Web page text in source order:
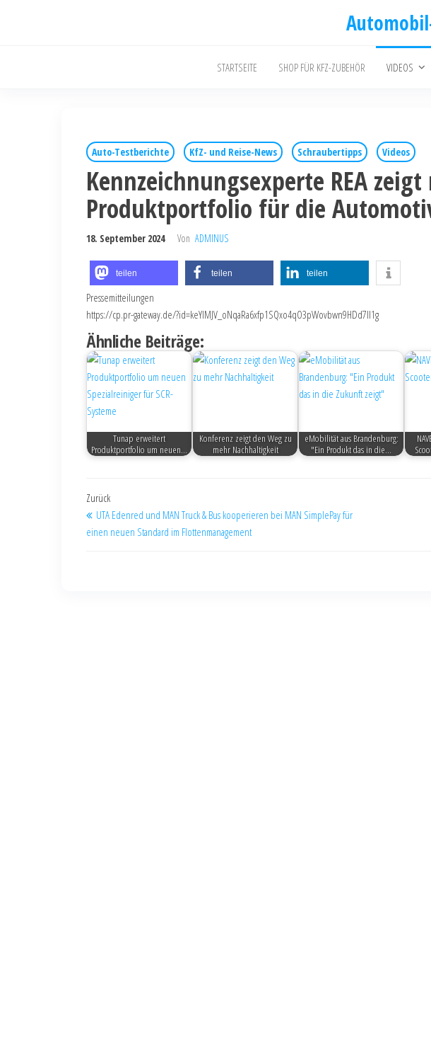
STARTSEITE SHOP FÜR KFZ-ZUBEHÖR VIDEOS
Auto-Testberichte KfZ- und Reise-News Schraubertipps Videos
Kennzeichnungsexperte REA
Produktportfolio für die
18. September 2024 Von ADMINUS
teilen teilen teilen
Pressemitteilungen
https://cp.pr-gateway.de/?id=keYlMJV_oNqaRa6xfp1SQxo4qO3pWovbwn9HDd7Il1g
Ähnliche Beiträge:
Tunap erweitert
Produktportfolio um neuen…
Konferenz zeigt den Weg zu
mehr Nachhaltigkeit
eMobilität aus Brandenburg:
"Ein Produkt das in die…
Zurück
UTA Edenred und MAN Truck & Bus kooperieren bei MAN SimplePay für
einen neuen Standard im Flottenmanagement